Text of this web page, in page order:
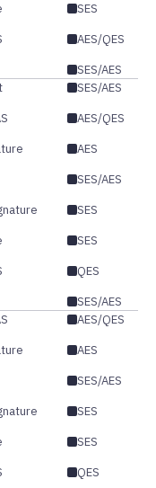
SES
AES/QES
SES/AES
SES/AES
AES/QES
AES
SES/AES
SES
SES
QES
SES/AES
AES/QES
AES
SES/AES
SES
SES
QES